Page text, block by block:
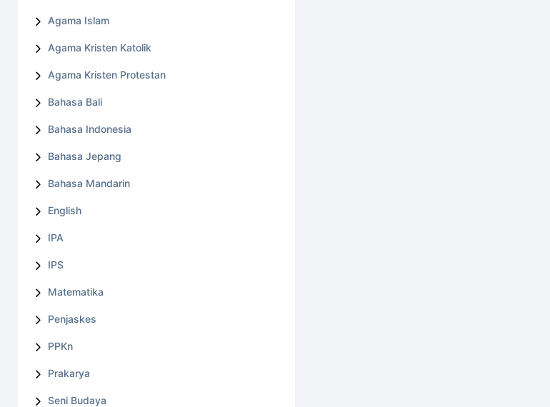
Agama Islam
Agama Kristen Katolik
Agama Kristen Protestan
Bahasa Bali
Bahasa Indonesia
Bahasa Jepang
Bahasa Mandarin
English
IPA
IPS
Matematika
Penjaskes
PPKn
Prakarya
Seni Budaya